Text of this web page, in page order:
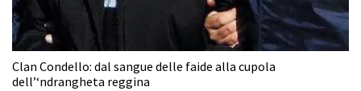
Clan Condello: dal sangue delle faide alla cupola
dell’‘ndrangheta reggina